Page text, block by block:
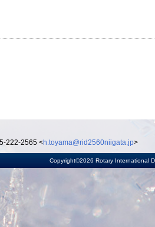
222-2565 <h.toyama@rid2560niigata.jp>
Copyright©2026 Rotary International